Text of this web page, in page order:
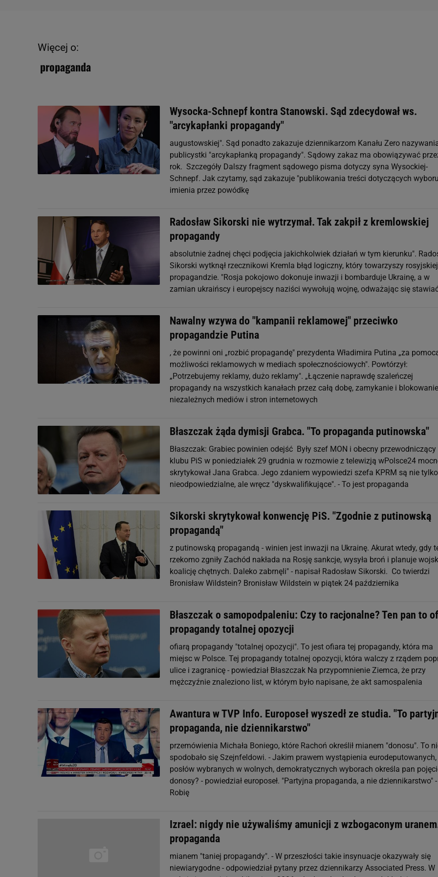
Więcej o:
propaganda
Wysocka-Schnepf kontra Stanowski. Sąd zdecydował ws.
"arcykapłanki propagandy"
augustowskiej". Sąd ponadto zakazuje dziennikarzom Kanału Zero
publicystki "arcykapłanką propagandy". Sądowy zakaz ma obowiązywać
rok. Szczegóły Dalszy fragment sądowego pisma dotyczy syna Wysockiej-
Schnepf. Jak czytamy, sąd zakazuje "publikowania treści dotyczących wyboru
imienia przez powódkę
Radosław Sikorski nie wytrzymał. Tak zakpił z kremlowskiej
propagandy
absolutnie żadnej chęci podjęcia jakichkolwiek działań w tym kierunku".
Sikorski wytknął rzecznikowi Kremla błąd logiczny, który towarzyszy rosyjskiej
propagandzie. "Rosja pokojowo dokonuje inwazji i bombarduje Ukrainę, a w
zamian ukraińscy i europejscy naziści wywołują wojnę, odważając się
Nawalny wzywa do "kampanii reklamowej" przeciwko
propagandzie Putina
, że powinni oni „rozbić propagandę" prezydenta Władimira Putina „za
możliwości reklamowych w mediach społecznościowych". Powtórzył:
„Potrzebujemy reklamy, dużo reklamy". „Łączenie naprawdę szaleńczej
propagandy na wszystkich kanałach przez całą dobę, zamykanie i blokowanie
niezależnych mediów i stron internetowych
Błaszczak żąda dymisji Grabca. "To propaganda putinowska"
Błaszczak: Grabiec powinien odejść Były szef MON i obecny przewodniczący
klubu PiS w poniedziałek 29 grudnia w rozmowie z telewizją wPolsce24
skrytykował Jana Grabca. Jego zdaniem wypowiedzi szefa KPRM są nie tylko
nieodpowiedzialne, ale wręcz "dyskwalifikujące". - To jest propaganda
Sikorski skrytykował konwencję PiS. "Zgodnie z putinowską
propagandą"
z putinowską propagandą - winien jest inwazji na Ukrainę. Akurat wtedy, gdy
rzekomo zgniły Zachód nakłada na Rosję sankcje, wysyła broń i planuje
koalicję chętnych. Daleko zabrnęli" - napisał Radosław Sikorski. Co twierdzi
Bronisław Wildstein? Bronisław Wildstein w piątek 24 października
Błaszczak o samopodpaleniu: Czy to racjonalne? Ten pan to
propagandy totalnej opozycji
ofiarą propagandy "totalnej opozycji". To jest ofiara tej propagandy, która ma
miejsc w Polsce. Tej propagandy totalnej opozycji, która walczy z rządem
ulice i zagranicę - powiedział Błaszczak Na przypomnienie Ziemca, że przy
mężczyźnie znaleziono list, w którym było napisane, że akt samospalenia
Awantura w TVP Info. Europoseł wyszedł ze studia. "To
propaganda, nie dziennikarstwo"
przemówienia Michała Boniego, które Rachoń określił mianem "donosu". To
spodobało się Szejnfeldowi. - Jakim prawem wystąpienia eurodeputowanych,
posłów wybranych w wolnych, demokratycznych wyborach określa pan
donosy? - powiedział europoseł. "Partyjna propaganda, a nie dziennikarstwo" -
Robię
Izrael: nigdy nie używaliśmy amunicji z wzbogaconym
propaganda
mianem "taniej propagandy". - W przeszłości takie insynuacje okazywały się
niewiarygodne - odpowiedział pytany przez dziennikarzy Associated Press. W